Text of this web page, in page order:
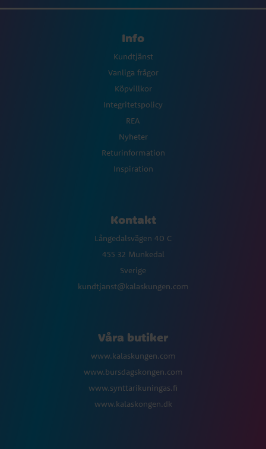
Info
Kundtjänst
Vanliga frågor
Köpvillkor
Integritetspolicy
REA
Nyheter
Returinformation
Inspiration
Kontakt
Långedalsvägen 40 C
455 32 Munkedal
Sverige
kundtjanst@kalaskungen.com
Våra butiker
www.kalaskungen.com
www.bursdagskongen.com
www.synttarikuningas.fi
www.kalaskongen.dk